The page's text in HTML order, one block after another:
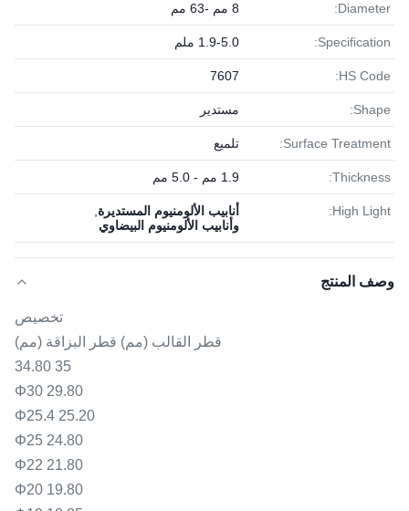
Diameter: 8 مم -63 مم
Specification: 1.9-5.0 ملم
HS Code:
7607
Shape: مستدير
Surface Treatment: تلميع
Thickness: 1.9 مم - 5.0 مم
High Light: أنابيب الألومنيوم المستديرة
وأنابيب الألومنيوم البيضاوي
وصف المنتج
تخصيص
قطر القالب (مم) قطر البزاقة (مم)
35 34.80
Φ30 29.80
Φ25.4 25.20
Φ25 24.80
Φ22 21.80
Φ20 19.80